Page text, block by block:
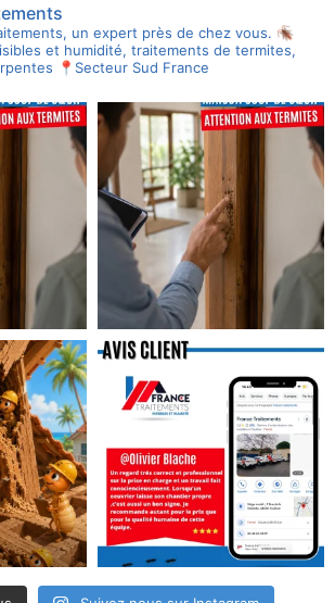
un expert près de chez vous. 🪳
et humidité, traitements de termites,
📍Secteur Sud France